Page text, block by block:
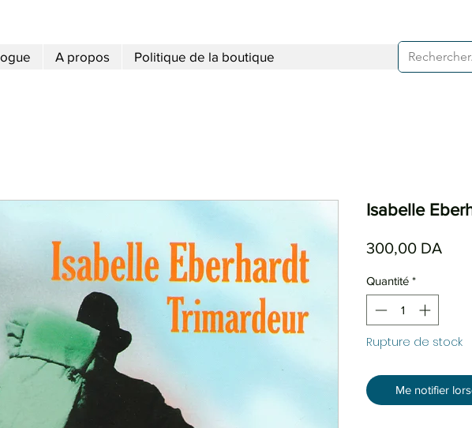
A propos Politique de la boutique
Isabelle
300,00 DA
Quantité *
Rupture de stock
Me notifier